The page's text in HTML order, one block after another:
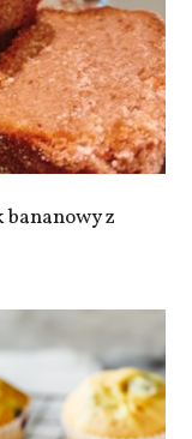
bananowy z